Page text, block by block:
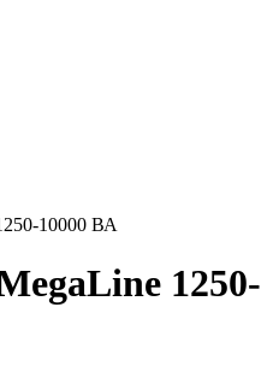
10000 ВА
1250-